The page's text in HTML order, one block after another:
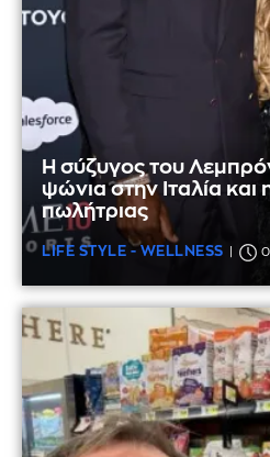
Η σύζυγος του
ψώνια στην Ιταλία και
πωλήτριας
LIFE STYLE - WELLNESS